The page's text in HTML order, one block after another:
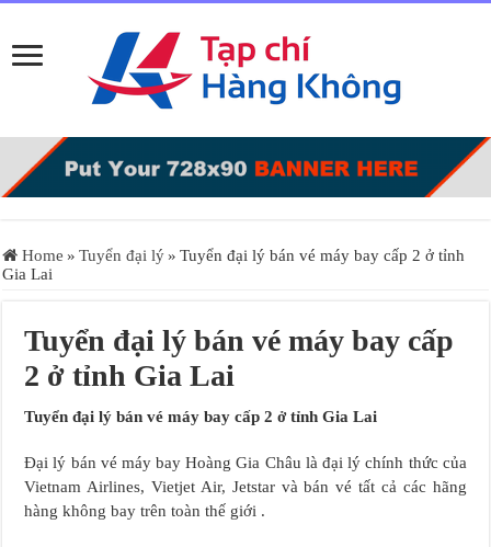
Home » Tuyển đại lý » Tuyển đại lý bán vé máy bay cấp 2 ở tỉnh
Gia Lai
Tuyển đại lý bán vé máy bay cấp
2 ở tỉnh Gia Lai
Tuyển đại lý bán vé máy bay cấp 2 ở tỉnh Gia Lai
Đại lý bán vé máy bay Hoàng Gia Châu là đại lý chính thức của
Vietnam Airlines, Vietjet Air, Jetstar và bán vé tất cả các hãng
hàng không bay trên toàn thế giới .